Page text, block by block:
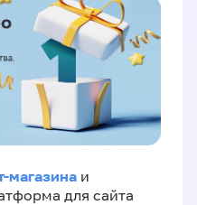
магазина и
для сайта